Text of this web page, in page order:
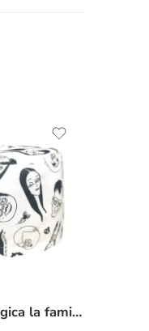
Cuffietta chirurgica la famiglia Addams